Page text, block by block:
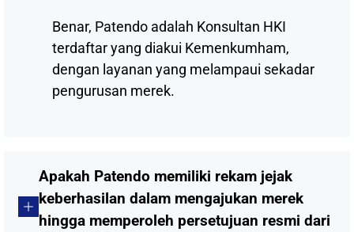
Benar, Patendo adalah Konsultan HKI
terdaftar yang diakui Kemenkumham,
dengan layanan yang melampaui sekadar
pengurusan merek.
Apakah Patendo memiliki rekam jejak
keberhasilan dalam mengajukan merek
hingga memperoleh persetujuan resmi dari